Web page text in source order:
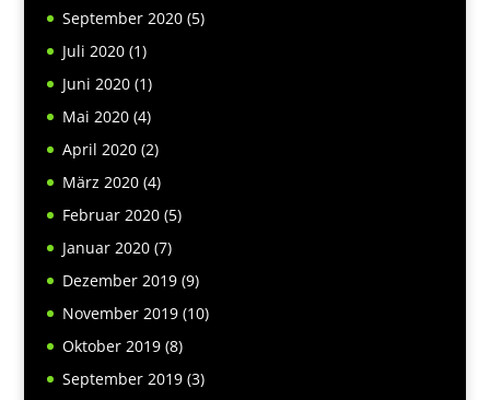
September 2020(5)
Juli 2020(1)
Juni 2020(1)
Mai 2020(4)
April 2020(2)
März 2020(4)
Februar 2020(5)
Januar 2020(7)
Dezember 2019(9)
November 2019(10)
Oktober 2019(8)
September 2019(3)